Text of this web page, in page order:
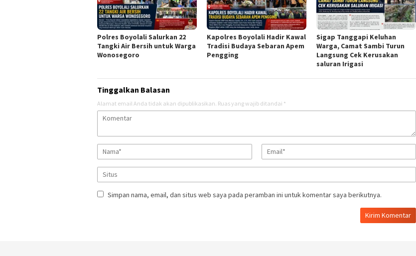
Polres Boyolali Salurkan 22
Tangki Air Bersih untuk Warga
Wonosegoro
Kapolres Boyolali Hadir Kawal
Tradisi Budaya Sebaran Apem
Pengging
Sigap Tanggapi Keluhan
Warga, Camat Sambi Turun
Langsung Cek Kerusakan
saluran Irigasi
Tinggalkan Balasan
Alamat email Anda tidak akan dipublikasikan. Ruas yang wajib ditandai *
Simpan nama, email, dan situs web saya pada peramban ini untuk komentar saya berikutnya.